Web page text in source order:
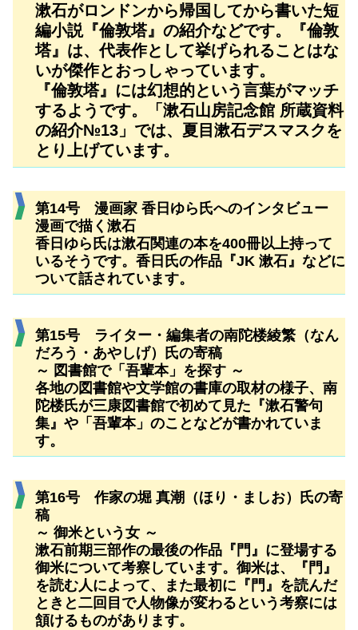
漱石がロンドンから帰国してから書いた短
編小説『倫敦塔』の紹介などです。『倫敦
塔』は、代表作として挙げられることはな
いが傑作とおっしゃっています。
『倫敦塔』には幻想的という言葉がマッチ
するようです。「漱石山房記念館 所蔵資料
の紹介№13」では、夏目漱石デスマスクを
とり上げています。
第14号 漫画家 香日ゆら氏へのインタビュー
漫画で描く漱石
香日ゆら氏は漱石関連の本を400冊以上持って
いるそうです。香日氏の作品『JK 漱石』などに
ついて話されています。
第15号 ライター・編集者の南陀楼綾繁（なん
だろう・あやしげ）氏の寄稿
～ 図書館で「吾輩本」を探す ～
各地の図書館や文学館の書庫の取材の様子、南
陀楼氏が三康図書館で初めて見た『漱石警句
集』や「吾輩本」のことなどが書かれていま
す。
第16号 作家の堀 真潮（ほり・ましお）氏の寄
稿
～ 御米という女 ～
漱石前期三部作の最後の作品『門』に登場する
御米について考察しています。御米は、『門』
を読む人によって、また最初に『門』を読んだ
ときと二回目で人物像が変わるという考察には
頷けるものがあります。